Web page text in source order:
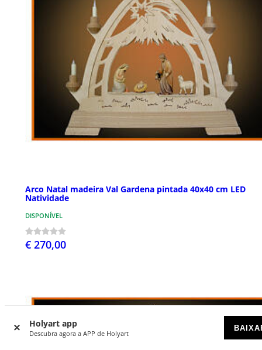
Holyart app
Descubra agora a APP de Holyart
Arco Natal madeira Val Gardena pintada 40x40 cm LED
Natividade
DISPONÍVEL
€ 270,00